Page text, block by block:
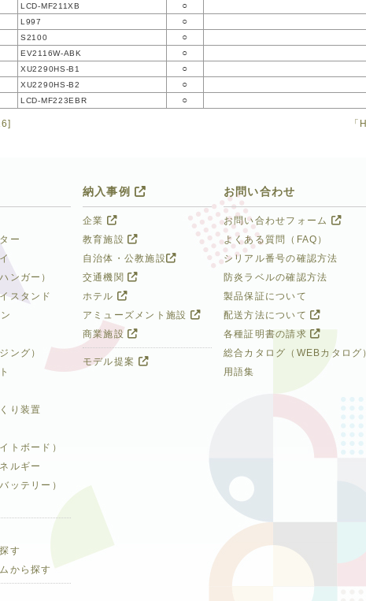
LCD-MF211XB ○
L997 ○
S2100 ○
EV2116W-ABK ○
XU2290HS-B1 ○
XU2290HS-B2 ○
LCD-MF223EBR ○
お問い合わせ
お問い合わせフォーム
よくある質問（FAQ）
シリアル番号の確認方法
防炎ラベルの確認方法
製品保証について
配送方法について
各種証明書の請求
総合カタログ（WEBカタログ
用語集
納入事例
企業
教育施設
自治体・公教施設
交通機関
ホテル
アミューズメント施設
商業施設
モデル提案
ー
ンガー）
スタンド
ング）
り装置
トボード）
ルギー
ッテリー）
す
から探す